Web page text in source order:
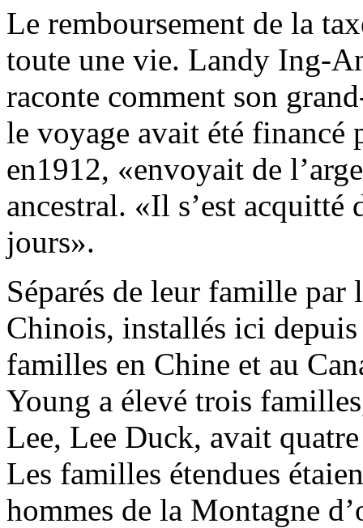
Le remboursement de la
toute une vie. Landy Ing-
raconte comment son
le voyage avait été financé
en1912, «envoyait de
ancestral. «Il s’est acquitté
jours».
Séparés de leur famille
Chinois, installés ici
familles en Chine et au
Young a élevé trois
Lee, Lee Duck, avait
Les familles étendues
hommes de la Montagne